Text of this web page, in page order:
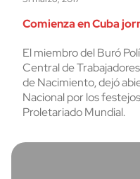
Comienza en Cuba
El miembro del Buró
Central de
de Nacimiento, dejó
Nacional por los
Proletariado Mundial.